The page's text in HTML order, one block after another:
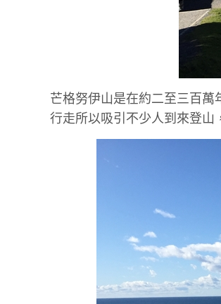
芒格努伊山是在約二至三百
行走所以吸引不少人到來登山